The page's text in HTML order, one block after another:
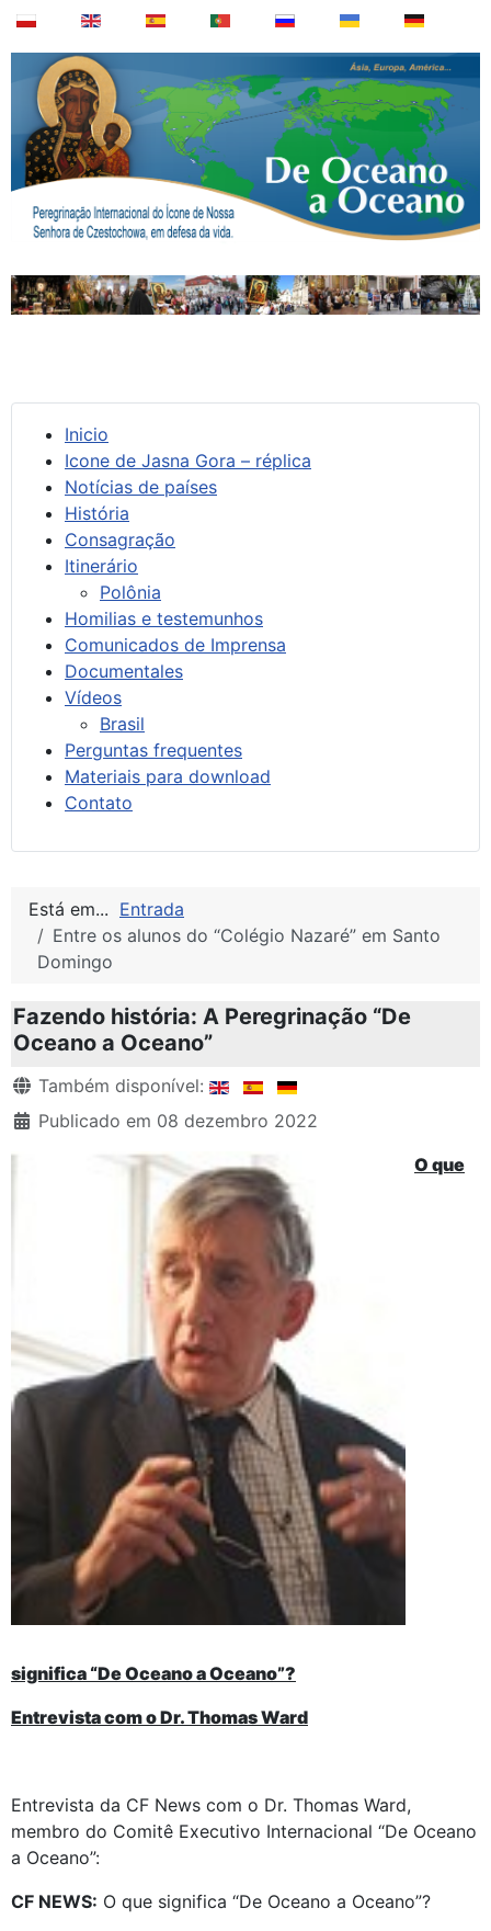
Inicio
Icone de Jasna Gora – réplica
Notícias de países
História
Consagração
Itinerário
Polônia
Homilias e testemunhos
Comunicados de Imprensa
Documentales
Vídeos
Brasil
Perguntas frequentes
Materiais para download
Contato
Está em... Entrada
Entre os alunos do “Colégio Nazaré” em Santo
Domingo
Fazendo história: A Peregrinação “De
Oceano a Oceano”
Detalhes
Também disponível:
Publicado em 08 dezembro 2022
O que
significa “De Oceano a Oceano”?
Entrevista com o Dr. Thomas Ward
Entrevista da CF News com o Dr. Thomas Ward,
membro do Comitê Executivo Internacional “De Oceano
a Oceano”:
CF NEWS: O que significa “De Oceano a Oceano”?